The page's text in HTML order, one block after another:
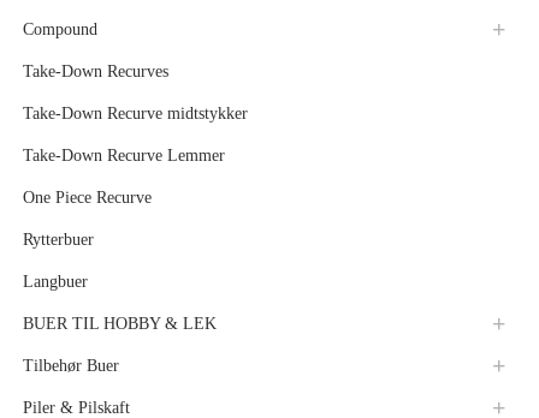
Compound
Take-Down Recurves
Take-Down Recurve midtstykker
Take-Down Recurve Lemmer
One Piece Recurve
Rytterbuer
Langbuer
BUER TIL HOBBY & LEK
Tilbehør Buer
Piler & Pilskaft